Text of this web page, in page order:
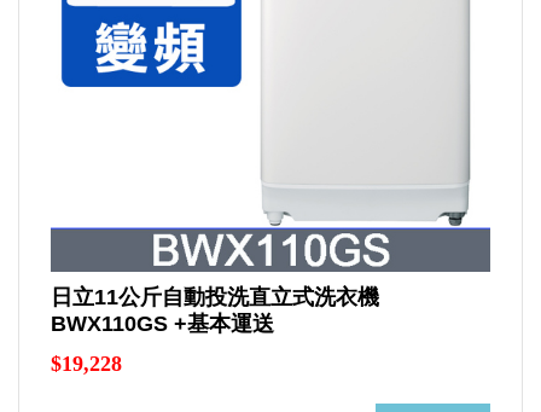
日立11公斤自動投洗直立式洗衣機
BWX110GS +基本運送
$19,228